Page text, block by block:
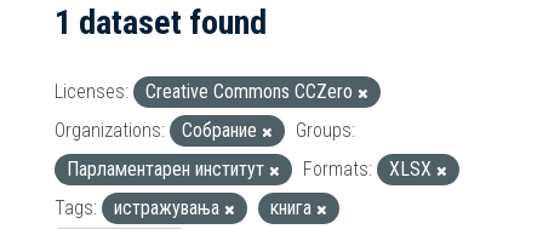
1 dataset found
Licenses:
Creative Commons CCZero
Organizations:
Собрание
Groups:
Парламентарен институт
Formats:
XLSX
Tags:
истражувања книга